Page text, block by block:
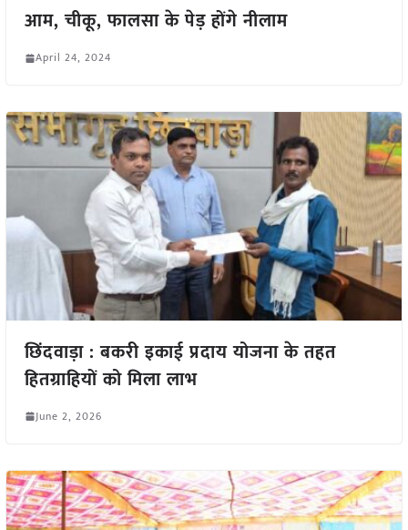
आम, चीकू, फालसा के पेड़ होंगे नीलाम
April 24, 2024
छिंदवाड़ा : बकरी इकाई प्रदाय योजना के तहत
हितग्राहियों को मिला लाभ
June 2, 2026